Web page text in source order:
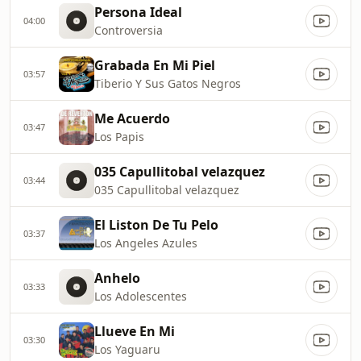
04:00 Persona Ideal
Controversia
03:57 Grabada En Mi Piel
Tiberio Y Sus Gatos Negros
03:47 Me Acuerdo
Los Papis
03:44 035 Capullitobal velazquez
035 Capullitobal velazquez
03:37 El Liston De Tu Pelo
Los Angeles Azules
03:33 Anhelo
Los Adolescentes
03:30 Llueve En Mi
Los Yaguaru